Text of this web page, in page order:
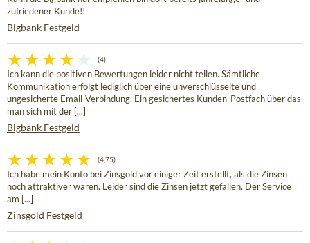
zufriedener Kunde!!
Bigbank Festgeld
(4)
Ich kann die positiven Bewertungen leider nicht teilen. Sämtliche
Kommunikation erfolgt lediglich über eine unverschlüsselte und
ungesicherte Email-Verbindung. Ein gesichertes Kunden-Postfach über das
man sich mit der [...]
Bigbank Festgeld
(4,75)
Ich habe mein Konto bei Zinsgold vor einiger Zeit erstellt, als die Zinsen
noch attraktiver waren. Leider sind die Zinsen jetzt gefallen. Der Service
am [...]
Zinsgold Festgeld